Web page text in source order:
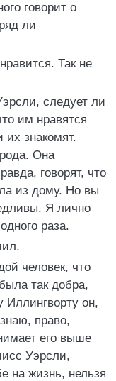
говорит о
ли
Так не
следует ли
им нравятся
знакомят.
Она
говорят, что
из дому. Но вы
Я лично
раза.
человек, что
так добра,
Иллингворту он,
право,
его выше
Уэрсли,
на жизнь, нельзя